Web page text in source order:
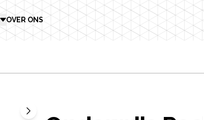
OVER ONS